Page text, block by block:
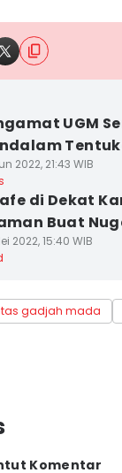
UGM
2022, 21:43 WIB
di Dekat
Buat
2022, 15:40 WIB
gadjah mada
Komentar